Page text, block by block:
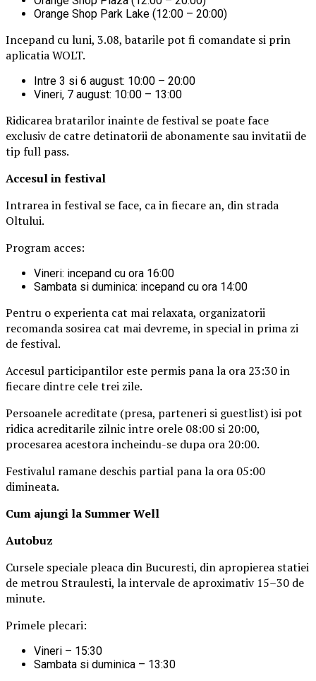
Orange Shop Park Lake (12:00 – 20:00)
Incepand cu luni, 3.08, batarile pot fi comandate si prin
aplicatia WOLT.
Intre 3 si 6 august: 10:00 – 20:00
Vineri, 7 august: 10:00 – 13:00
Ridicarea bratarilor inainte de festival se poate face
exclusiv de catre detinatorii de abonamente sau invitatii de
tip full pass.
Accesul in festival
Intrarea in festival se face, ca in fiecare an, din strada
Oltului.
Program acces:
Vineri: incepand cu ora 16:00
Sambata si duminica: incepand cu ora 14:00
Pentru o experienta cat mai relaxata, organizatorii
recomanda sosirea cat mai devreme, in special in prima zi
de festival.
Accesul participantilor este permis pana la ora 23:30 in
fiecare dintre cele trei zile.
Persoanele acreditate (presa, parteneri si guestlist) isi pot
ridica acreditarile zilnic intre orele 08:00 si 20:00,
procesarea acestora incheindu-se dupa ora 20:00.
Festivalul ramane deschis partial pana la ora 05:00
dimineata.
Cum ajungi la Summer Well
Autobuz
Cursele speciale pleaca din Bucuresti, din apropierea statiei
de metrou Straulesti, la intervale de aproximativ 15–30 de
minute.
Primele plecari:
Vineri – 15:30
Sambata si duminica – 13:30